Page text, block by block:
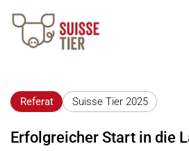
Referat Suisse Tier 2025
Erfolgreicher Start in die